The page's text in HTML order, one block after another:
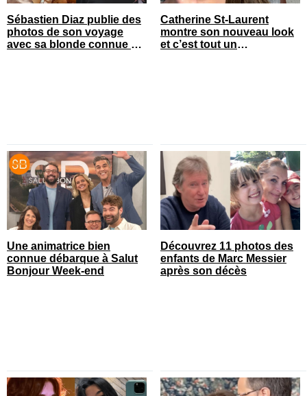
Sébastien Diaz publie des
photos de son voyage
avec sa blonde connue en
Catherine St-Laurent
montre son nouveau look
et c’est tout un
Une animatrice bien
connue débarque à Salut
Bonjour Week-end
Découvrez 11 photos des
enfants de Marc Messier
après son décès